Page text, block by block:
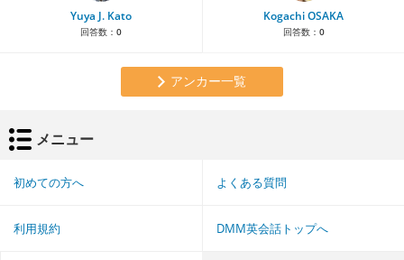
Yuya J. Kato
回答数： 0
Kogachi OSAKA
回答数： 0
アンカー一覧
メニュー
初めての方へ よくある質問
利用規約 DMM英会話トップへ